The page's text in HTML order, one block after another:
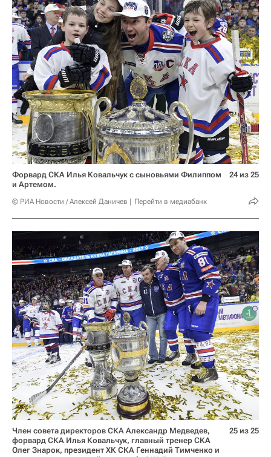
Форвард СКА Илья Ковальчук с сыновьями Филиппом
и Артемом.
© РИА Новости / Алексей Даничев Перейти в медиабанк
24 из 25
Член совета директоров СКА Александр Медведев,
форвард СКА Илья Ковальчук, главный тренер СКА
Олег Знарок, президент ХК СКА Геннадий Тимченко и
25 из 25